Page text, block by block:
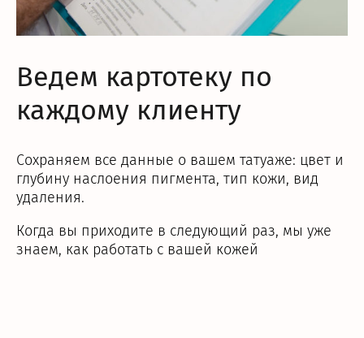
Ведем картотеку по
каждому клиенту
Сохраняем все данные о вашем татуаже: цвет и
глубину наслоения пигмента, тип кожи, вид
удаления.
Когда вы приходите в следующий раз, мы уже
знаем, как работать с вашей кожей